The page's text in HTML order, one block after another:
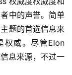
中的声誉。简单
题的首选信息来
权威。尽管Elon
息来源，不过一